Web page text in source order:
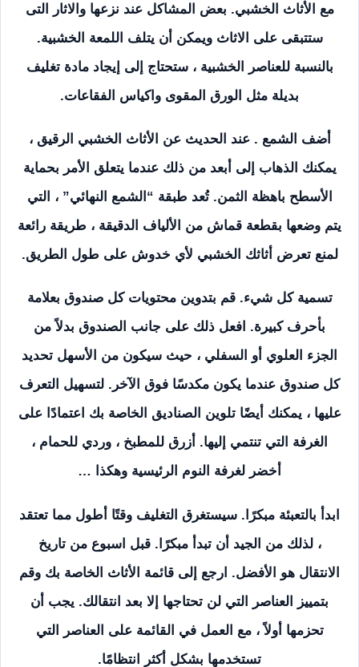
مع الأثاث الخشبي. بعض المشاكل عند نزعها والاثار التى
ستتبقى على الاثاث ويمكن أن يتلف اللمعة الخشبية.
بالنسبة للعناصر الخشبية ، ستحتاج إلى إيجاد مادة تغليف
بديلة مثل الورق المقوى واكياس الفقاعات.
أضف الشمع . عند الحديث عن الأثاث الخشبي الرقيق ،
يمكنك الذهاب إلى أبعد من ذلك عندما يتعلق الأمر بحماية
الأسطح باهظة الثمن. تُعد طبقة “الشمع النهائي” ، التي
يتم وضعها بقطعة قماش من الألياف الدقيقة ، طريقة رائعة
لمنع تعرض أثاثك الخشبي لأي خدوش على طول الطريق.
تسمية كل شيء. قم بتدوين محتويات كل صندوق بعلامة
بأحرف كبيرة. افعل ذلك على جانب الصندوق بدلاً من
الجزء العلوي أو السفلي ، حيث سيكون من الأسهل تحديد
كل صندوق عندما يكون مكدسًا فوق الآخر. لتسهيل التعرف
عليها ، يمكنك أيضًا تلوين الصناديق الخاصة بك اعتمادًا على
الغرفة التي تنتمي إليها. أزرق للمطبخ ، وردي للحمام ،
أخضر لغرفة النوم الرئيسية وهكذا …
ابدأ بالتعبئة مبكرًا. سيستغرق التغليف وقتًا أطول مما تعتقد
، لذلك من الجيد أن تبدأ مبكرًا. قبل اسبوع من تاريخ
الانتقال هو الأفضل. ارجع إلى قائمة الأثاث الخاصة بك وقم
بتمييز العناصر التي لن تحتاجها إلا بعد انتقالك. يجب أن
تحزمها أولاً ، مع العمل في القائمة على العناصر التي
تستخدمها بشكل أكثر انتظامًا.